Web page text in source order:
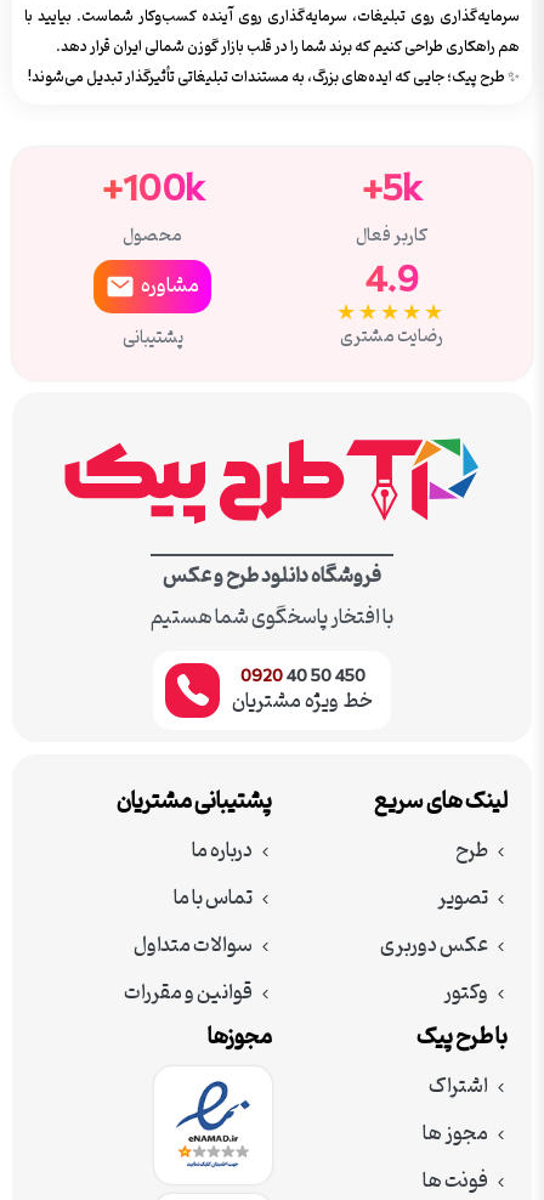
سرمایه‌گذاری روی تبلیغات، سرمایه‌گذاری روی آینده کسب‌وکار شماست. بیایید با
هم راهکاری طراحی کنیم که برند شما را در قلب بازار گوزن شمالی ایران قرار دهد.
✨ طرح پیک؛ جایی که ایده‌های بزرگ، به مستندات تبلیغاتی تأثیرگذار تبدیل می‌شوند!
5k+
کاربر فعال
100k+
محصول
4.9
★★★★★
رضایت مشتری
مشاوره
پشتیبانی
فروشگاه دانلود طرح و عکس
با افتخار پاسخگوی شما هستیم
450 50 40
0920
خط ویژه مشتریان
لینک های سریع
طرح
تصویر
عکس دوربری
وکتور
پشتیبانی مشتریان
درباره ما
تماس با ما
سوالات متداول
قوانین و مقررات
با طرح پیک
اشتراک
مجوز ها
فونت ها
مجوزها